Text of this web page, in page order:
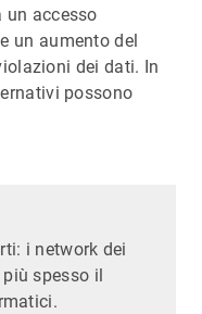
accesso
un aumento del
dei dati. In
possono
i network dei
spesso il